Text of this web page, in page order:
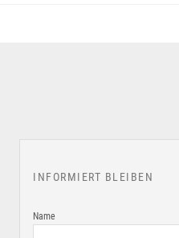
INFORMIERT BLEIBEN
Name